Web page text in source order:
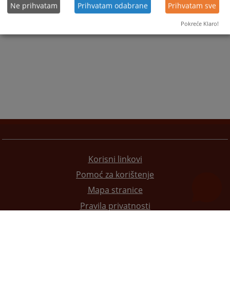
Korisni linkovi
Pomoć za korištenje
Mapa stranice
Pravila privatnosti
Ne prihvatam Prihvatam odabrane Prihvatam sve
Pokreće Klaro!